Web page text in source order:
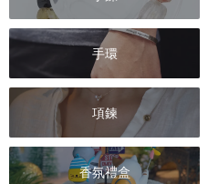
手環
項鍊
香氛禮盒